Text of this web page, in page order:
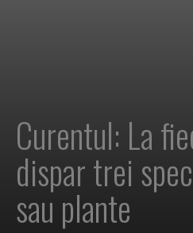
Curentul: La
dispar trei
sau plante